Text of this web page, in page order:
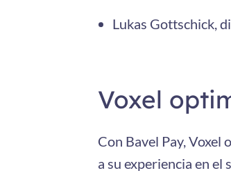
Lukas Gottschick,
Voxel
Con Bavel Pay, Voxel
a su experiencia en el